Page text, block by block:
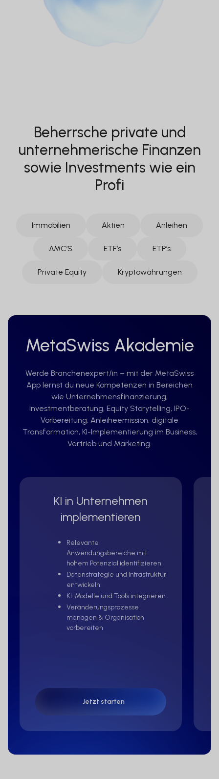
Beherrsche private und
unternehmerische Finanzen
sowie Investments wie ein
Profi
Immobilien Aktien Anleihen
AMC’S ETF’s ETP’s
Private Equity Kryptowährungen
MetaSwiss Akademie
Werde Branchenexpert/in – mit der MetaSwiss
App lernst du neue Kompetenzen in Bereichen
wie Unternehmensfinanzierung,
Investmentberatung, Equity Storytelling, IPO-
Vorbereitung, Anleiheemission, digitale
Transformation, KI-Implementierung im Business,
Vertrieb und Marketing.
KI in Unternehmen
implementieren
Relevante
Anwendungsbereiche mit
hohem Potenzial identifizieren
Datenstrategie und Infrastruktur
entwickeln
KI-Modelle und Tools integrieren
Veränderungsprozesse
managen & Organisation
vorbereiten
Jetzt starten
Jetzt starten